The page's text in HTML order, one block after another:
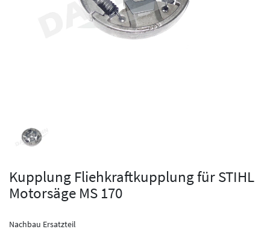
Kupplung Fliehkraftkupplung für STIHL
Motorsäge MS 170
Nachbau Ersatzteil